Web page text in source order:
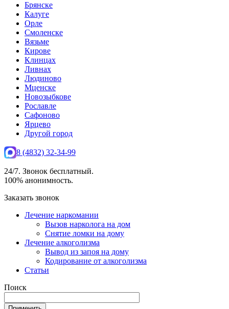
Брянске
Калуге
Орле
Смоленске
Вязьме
Кирове
Клинцах
Ливнах
Людиново
Мценске
Новозыбкове
Рославле
Сафоново
Ярцево
Другой город
8 (4832) 32-34-99
24/7. Звонок бесплатный.
100% анонимность.
Заказать звонок
Лечение наркомании
Вызов нарколога на дом
Снятие ломки на дому
Лечение алкоголизма
Вывод из запоя на дому
Кодирование от алкоголизма
Статьи
Поиск